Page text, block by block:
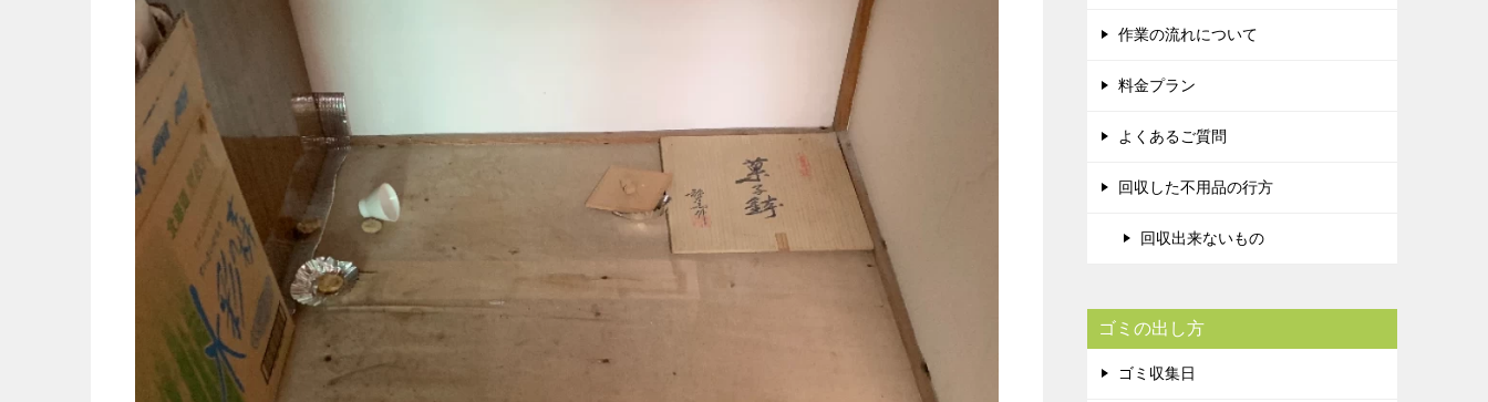
作業の流れについて
料金プラン
よくあるご質問
回収した不用品の行方
回収出来ないもの
ゴミの出し方
ゴミ収集日